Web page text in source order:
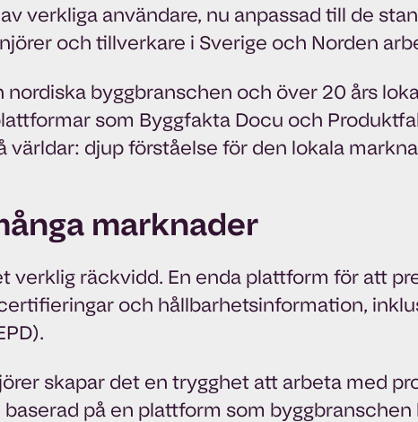
verkliga användare, nu anpassad till de
och tillverkare i Sverige och Norden
nordiska byggbranschen och över 20 års
som Byggfakta Docu och
världar: djup förståelse för den lokala
marknader
verklig räckvidd. En enda plattform för att
och hållbarhetsinformation,
skapar det en trygghet att arbeta med
på en plattform som byggbranschen